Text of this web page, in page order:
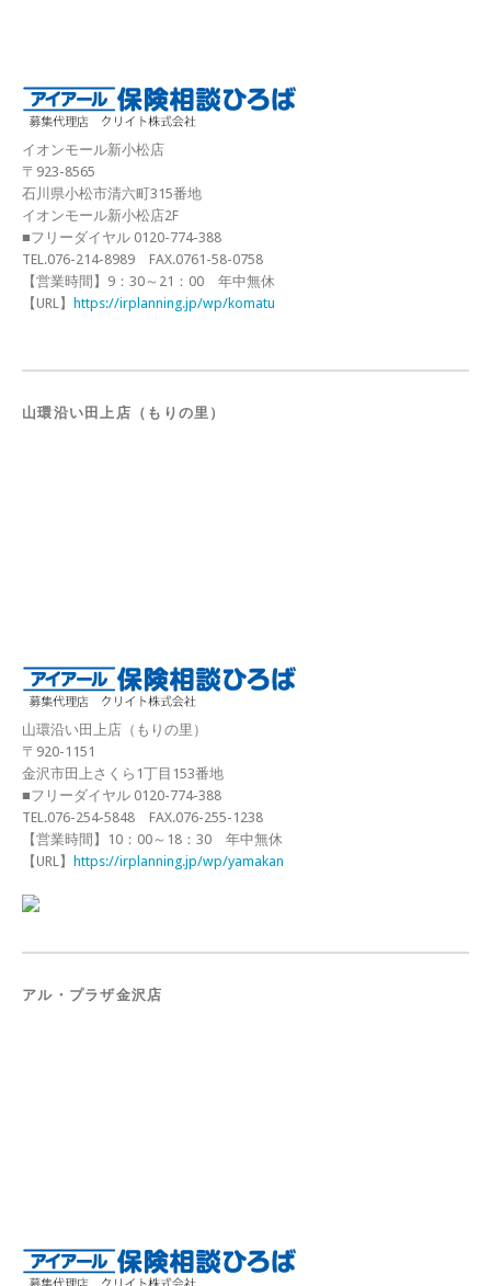
イオンモール新小松店
〒923-8565
石川県小松市清六町315番地
イオンモール新小松店2F
■フリーダイヤル 0120-774-388
TEL.076-214-8989 FAX.0761-58-0758
【営業時間】9：30～21：00 年中無休
【URL】 https://irplanning.jp/wp/komatu
山環沿い田上店（もりの里）
山環沿い田上店（もりの里）
〒920-1151
金沢市田上さくら1丁目153番地
■フリーダイヤル 0120-774-388
TEL.076-254-5848 FAX.076-255-1238
【営業時間】10：00～18：30 年中無休
【URL】 https://irplanning.jp/wp/yamakan
アル・プラザ金沢店